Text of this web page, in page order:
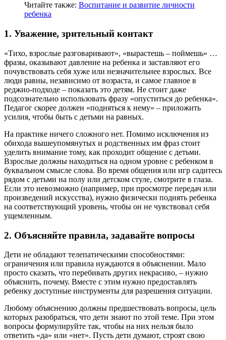
Читайте также: Воспитание и развитие личности
ребенка
1. Уважение, зрительный контакт
«Тихо, взрослые разговаривают», «вырастешь – поймешь» …
фразы, оказывают давление на ребенка и заставляют его
почувствовать себя хуже или незначительнее взрослых. Все
люди равны, независимо от возраста, и самое главное в
реджио-подходе – показать это детям. Не стоит даже
подсознательно использовать фразу «опуститься до ребенка».
Педагог скорее должен «подняться к нему» – приложить
усилия, чтобы быть с детьми на равных.
На практике ничего сложного нет. Помимо исключения из
обихода вышеупомянутых и родственных им фраз стоит
уделить внимание тому, как проходит общение с детьми.
Взрослые должны находиться на одном уровне с ребенком в
буквальном смысле слова. Во время общения или игр садитесь
рядом с детьми на полу или детском стуле, смотрите в глаза.
Если это невозможно (например, при просмотре передач или
произведений искусства), нужно физически поднять ребенка
на соответствующий уровень, чтобы он не чувствовал себя
ущемленным.
2. Объясняйте правила, задавайте вопросы
Дети не обладают телепатическими способностями:
ограничения или правила нуждаются в объяснении. Мало
просто сказать, что перебивать других некрасиво, – нужно
объяснить, почему. Вместе с этим нужно предоставлять
ребенку доступные инструменты для разрешения ситуации.
Любому объяснению должны предшествовать вопросы, цель
которых разобраться, что дети знают по этой теме. При этом
вопросы формулируйте так, чтобы на них нельзя было
ответить «да» или «нет». Пусть дети думают, строят свою